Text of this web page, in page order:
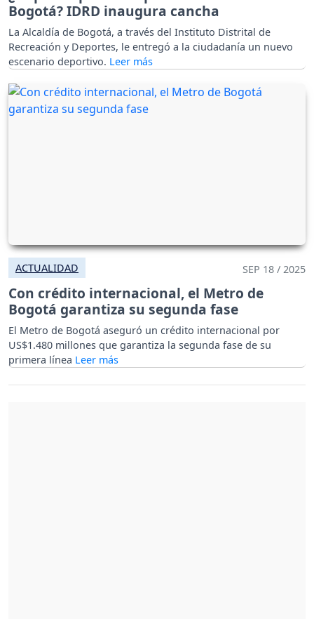
Bogotá? IDRD inaugura cancha
La Alcaldía de Bogotá, a través del Instituto Distrital de
Recreación y Deportes, le entregó a la ciudadanía un nuevo
escenario deportivo.
ACTUALIDAD SEP 18 / 2025
Con crédito internacional, el Metro de
Bogotá garantiza su segunda fase
El Metro de Bogotá aseguró un crédito internacional por
US$1.480 millones que garantiza la segunda fase de su
primera línea